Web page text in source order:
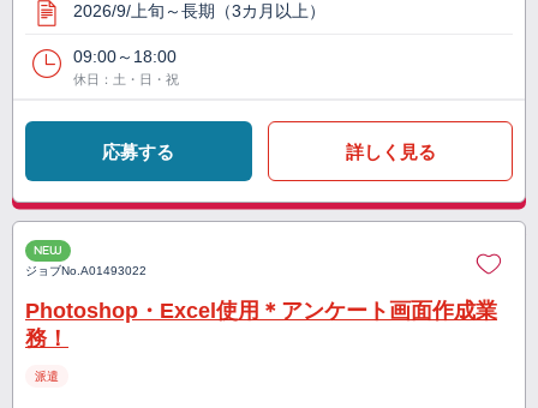
2026/9/上旬～長期（3カ月以上）
09:00～18:00
休日：土・日・祝
応募する 詳しく見る
NEW
ジョブNo.A01493022
Photoshop・Excel使用＊アンケート画面作成業
務！
派遣